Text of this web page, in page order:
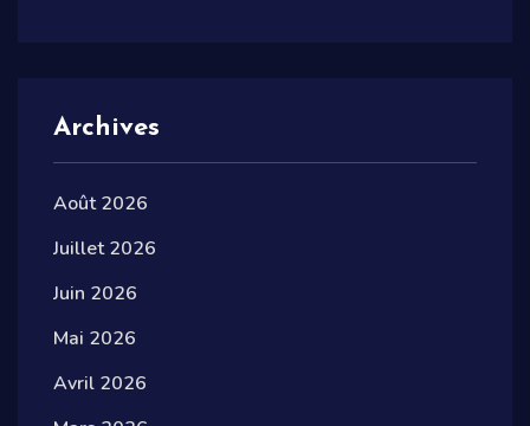
Archives
Août 2026
Juillet 2026
Juin 2026
Mai 2026
Avril 2026